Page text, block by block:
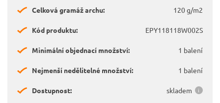
Celková gramáž archu: 120 g/m2
Kód produktu: EPY118118W002S
Minimální objednací množství: 1 balení
Nejmenší nedělitelné množství: 1 balení
Dostupnost: skladem